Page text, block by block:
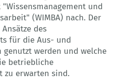
und
(WIMBA) nach. Der
des
für die Aus- und
werden und welche
betriebliche
zu erwarten sind.